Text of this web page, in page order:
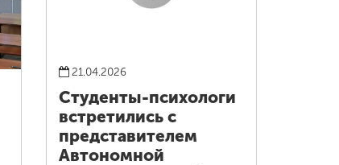
21.04.2026
Студенты-психологи
встретились с
представителем
Автономной